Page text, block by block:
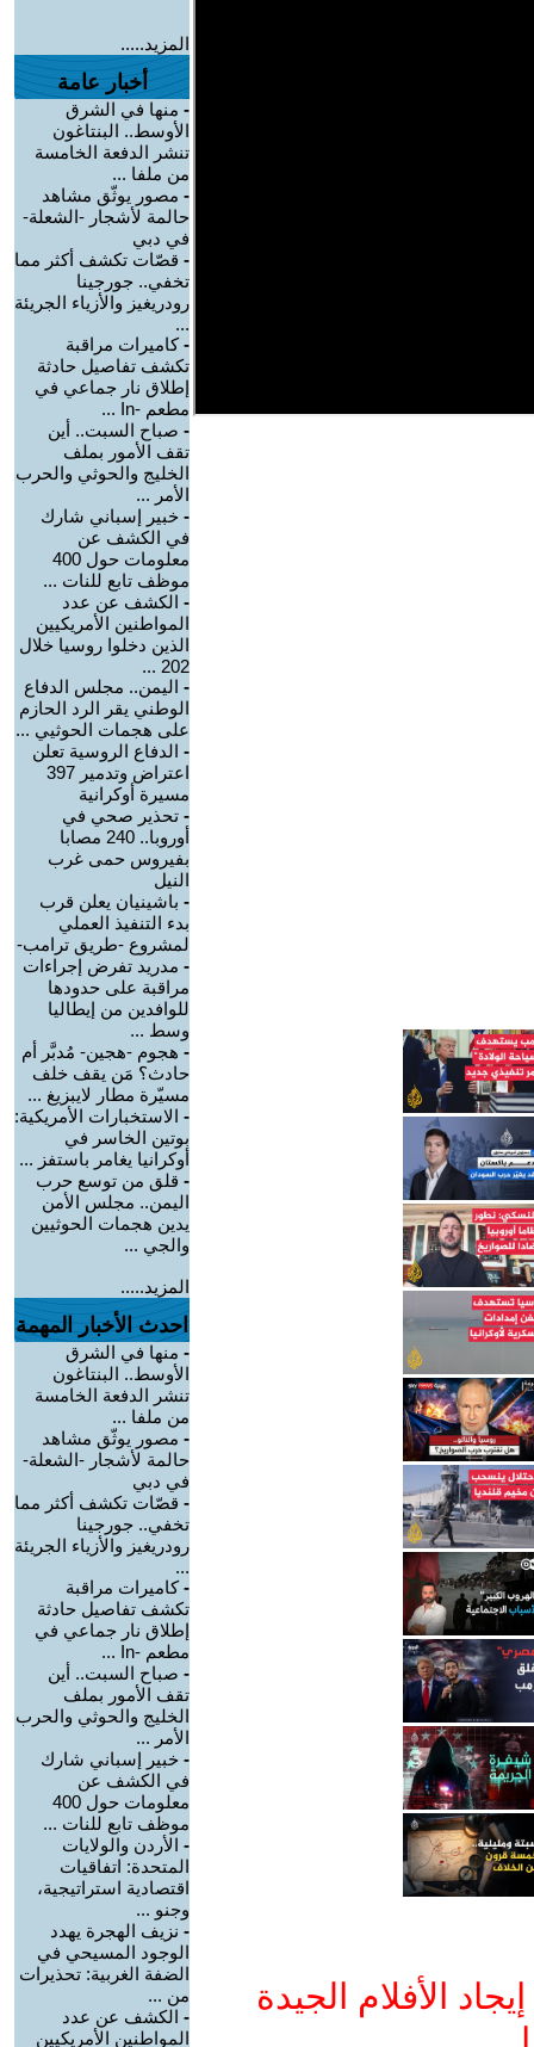
الأفلام الجيدة
المزيد.....
أخبار عامة
- منها في الشرق
الأوسط.. البنتاغون
تنشر الدفعة الخامسة
من ملفا ...
- مصور يوثّق مشاهد
حالمة لأشجار -الشعلة-
في دبي
- قصّات تكشف أكثر مما
تخفي.. جورجينا
رودريغيز والأزياء الجريئة
...
-كاميرات مراقبة
تكشف تفاصيل حادثة
إطلاق نار جماعي في
مطعم -In ...
- صباح السبت.. أين
تقف الأمور بملف
الخليج والحوثي والحرب
الأمر ...
- خبير إسباني شارك
في الكشف عن
معلومات حول 400
موظف تابع للنات ...
- الكشف عن عدد
المواطنين الأمريكيين
الذين دخلوا روسيا خلال
202 ...
- اليمن.. مجلس الدفاع
الوطني يقر الرد الحازم
على هجمات الحوثيي ...
- الدفاع الروسية تعلن
اعتراض وتدمير 397
مسيرة أوكرانية
- تحذير صحي في
أوروبا.. 240 مصابا
بفيروس حمى غرب
النيل
- باشينيان يعلن قرب
بدء التنفيذ العملي
لمشروع -طريق ترامب-
- مدريد تفرض إجراءات
مراقبة على حدودها
للوافدين من إيطاليا
وسط ...
- هجوم -هجين- مُدبَّر أم
حادث؟ مَن يقف خلف
مسيّرة مطار لايبزيغ ...
- الاستخبارات الأمريكية:
بوتين الخاسر في
أوكرانيا يغامر باستفز ...
- قلق من توسع حرب
اليمن.. مجلس الأمن
يدين هجمات الحوثيين
والجي ...
المزيد.....
احدث الأخبار المهمة
- منها في الشرق
الأوسط.. البنتاغون
تنشر الدفعة الخامسة
من ملفا ...
- مصور يوثّق مشاهد
حالمة لأشجار -الشعلة-
في دبي
- قصّات تكشف أكثر مما
تخفي.. جورجينا
رودريغيز والأزياء الجريئة
...
-كاميرات مراقبة
تكشف تفاصيل حادثة
إطلاق نار جماعي في
مطعم -In ...
- صباح السبت.. أين
تقف الأمور بملف
الخليج والحوثي والحرب
الأمر ...
- خبير إسباني شارك
في الكشف عن
معلومات حول 400
موظف تابع للنات ...
- الأردن والولايات
المتحدة: اتفاقيات
اقتصادية استراتيجية،
وجنو ...
- نزيف الهجرة يهدد
الوجود المسيحي في
الضفة الغربية: تحذيرات
من ...
- الكشف عن عدد
المواطنين الأمريكيين